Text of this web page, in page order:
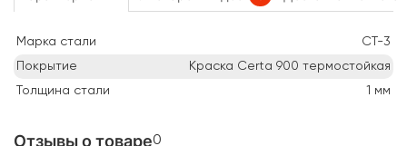
Марка стали
СТ-3
Покрытие
Краска Certa 900 термостойкая
Толщина стали
1 мм
Отзывы о товаре0